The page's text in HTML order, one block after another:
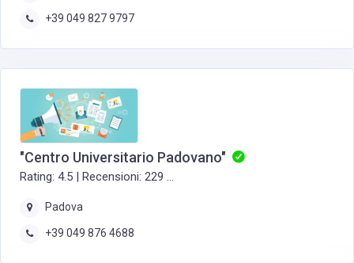
+39 049 827 9797
"Centro Universitario Padovano"
Rating: 4.5 | Recensioni: 229 ...
Padova
+39 049 876 4688